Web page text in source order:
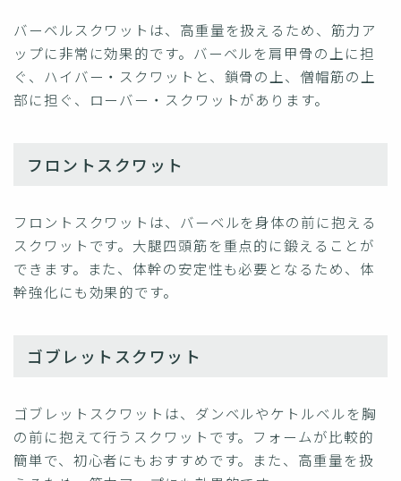
バーベルスクワットは、高重量を扱えるため、筋力ア
ップに非常に効果的です。バーベルを肩甲骨の上に担
ぐ、ハイバー・スクワットと、鎖骨の上、僧帽筋の上
部に担ぐ、ローバー・スクワットがあります。
フロントスクワット
フロントスクワットは、バーベルを身体の前に抱える
スクワットです。大腿四頭筋を重点的に鍛えることが
できます。また、体幹の安定性も必要となるため、体
幹強化にも効果的です。
ゴブレットスクワット
ゴブレットスクワットは、ダンベルやケトルベルを胸
の前に抱えて行うスクワットです。フォームが比較的
簡単で、初心者にもおすすめです。また、高重量を扱